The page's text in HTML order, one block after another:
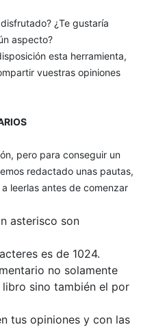
¿Te gustaría
aspecto?
esta herramienta,
vuestras opiniones
pero para conseguir un
redactado unas pautas,
leerlas antes de comenzar
asterisco son
es de 1024.
no solamente
sino también el por
tus opiniones y con las